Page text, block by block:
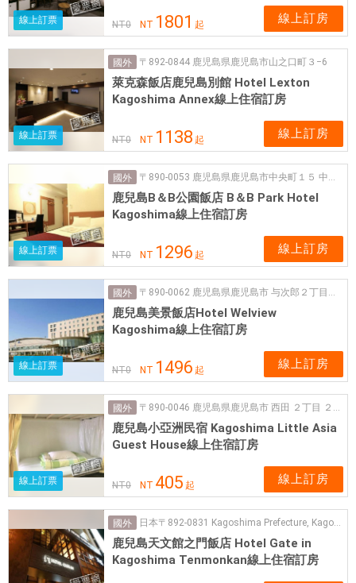
線上訂票 NT0 NT 1801 起 線上訂房
線上訂票
國外 〒892-0844 鹿児島県鹿児島市山之口町３−6
萊克森飯店鹿兒島別館 Hotel Lexton
Kagoshima Annex線上住宿訂房
NT0 NT 1138 起 線上訂房
線上訂票
國外 〒890-0053 鹿児島県鹿児島市中央町１５ 中央町１５−２４
鹿兒島B＆B公園飯店 B＆B Park Hotel
Kagoshima線上住宿訂房
NT0 NT 1296 起 線上訂房
線上訂票
國外 〒890-0062 鹿児島県鹿児島市 与次郎２丁目４−２５
鹿兒島美景飯店Hotel Welview
Kagoshima線上住宿訂房
NT0 NT 1496 起 線上訂房
線上訂票
國外 〒890-0046 鹿児島県鹿児島市 西田 ２丁目 ２０ ８ 山野ビル1階, リトルアジア
鹿兒島小亞洲民宿 Kagoshima Little Asia
Guest House線上住宿訂房
NT0 NT 405 起 線上訂房
國外 日本〒892-0831 Kagoshima Prefecture, Kagoshima, Funatsucho, 5−20
鹿兒島天文館之門飯店 Hotel Gate in
Kagoshima Tenmonkan線上住宿訂房